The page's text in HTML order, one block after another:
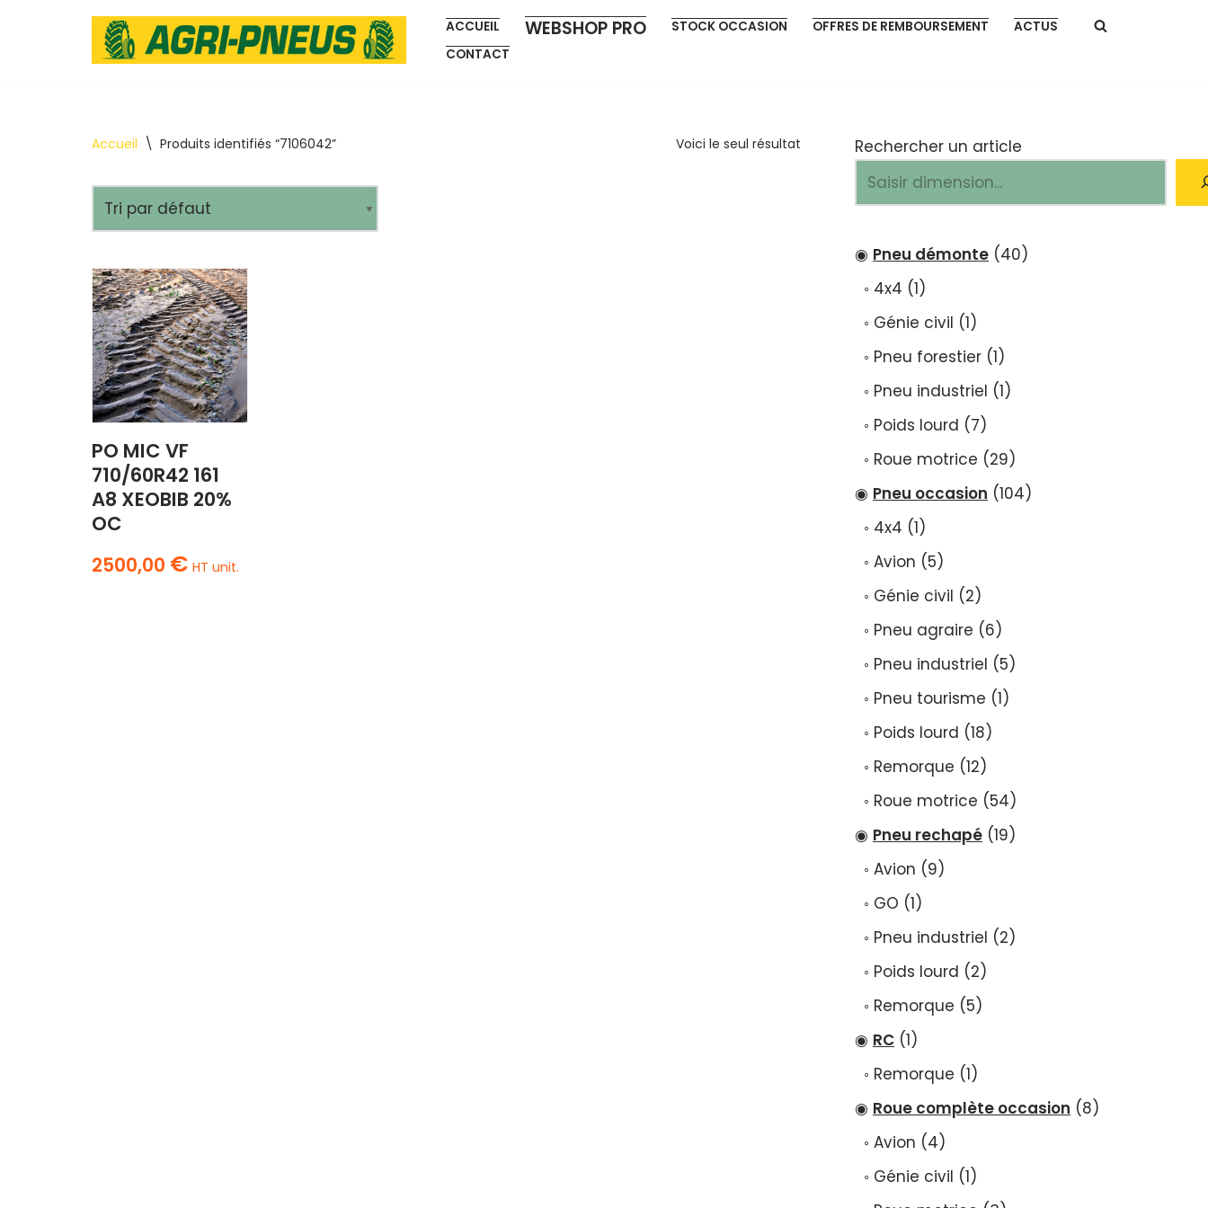
ACCUEIL WEBSHOP PRO STOCK OCCASION OFFRES DE REMBOURSEMENT
ACTUS
CONTACT
Accueil \ Produits identifiés “7106042” Voici le seul résultat
PO MIC VF
710/60R42 161
A8 XEOBIB 20%
OC
2500,00 € HT unit.
Rechercher un article
Pneu démonte 40
4x4 1
Génie civil 1
Pneu forestier 1
Pneu industriel 1
Poids lourd
7
Roue motrice
29
Pneu occasion 104
4x4 1
Avion 5
Génie civil
2
Pneu agraire
6
Pneu industriel 5
Pneu tourisme 1
Poids lourd 18
Remorque 12
Roue motrice 54
Pneu rechapé 19
Avion
9
GO 1
Pneu industriel
2
Poids lourd
2
Remorque 5
RC 1
Remorque 1
Roue complète occasion
8
Avion
4
Génie civil 1